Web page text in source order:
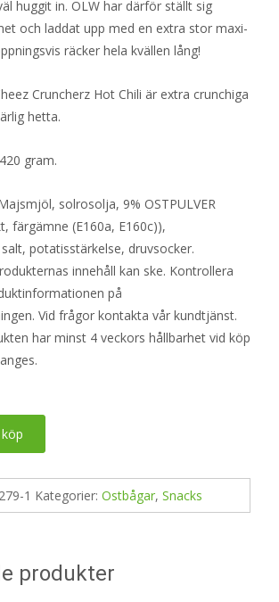
huggit in. OLW har därför ställt sig
och laddat upp med en extra stor maxi-
räcker hela kvällen lång!
Cruncherz Hot Chili är extra crunchiga
hetta.
gram.
solrosolja, 9% OSTPULVER
färgämne (E160a, E160c)),
salt, potatisstärkelse, druvsocker.
innehåll kan ske. Kontrollera
på
Vid frågor kontakta vår kundtjänst.
har minst 4 veckors hållbarhet vid köp
1 Kategorier: Ostbågar, Snacks
produkter